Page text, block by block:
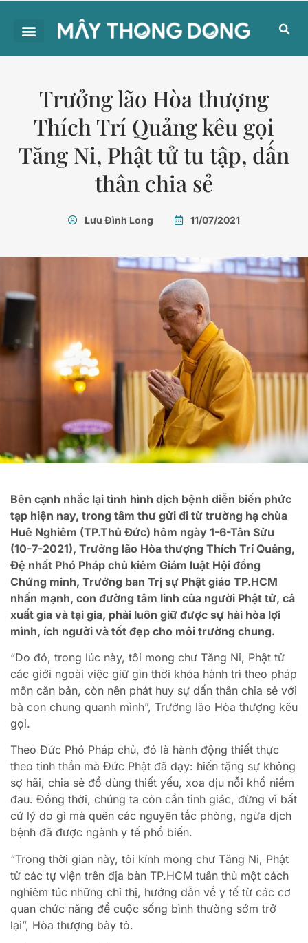
Trưởng lão Hòa thượng
Thích Trí Quảng kêu gọi
Tăng Ni, Phật tử tu tập, dấn
thân chia sẻ
Lưu Đình Long 11/07/2021
Bên cạnh nhắc lại tình hình dịch bệnh diễn biến phức
tạp hiện nay, trong tâm thư gửi đi từ trường hạ chùa
Huê Nghiêm (TP.Thủ Đức) hôm ngày 1-6-Tân Sửu
(10-7-2021), Trưởng lão Hòa thượng Thích Trí Quảng,
Đệ nhất Phó Pháp chủ kiêm Giám luật Hội đồng
Chứng minh, Trưởng ban Trị sự Phật giáo TP.HCM
nhấn mạnh, con đường tâm linh của người Phật tử, cả
xuất gia và tại gia, phải luôn giữ được sự hài hòa lợi
mình, ích người và tốt đẹp cho môi trường chung.
“Do đó, trong lúc này, tôi mong chư Tăng Ni, Phật tử
các giới ngoài việc giữ gìn thời khóa hành trì theo pháp
môn căn bản, còn nên phát huy sự dấn thân chia sẻ với
bà con chung quanh mình”, Trưởng lão Hòa thượng kêu
gọi.
Theo Đức Phó Pháp chủ, đó là hành động thiết thực
theo tinh thần mà Đức Phật đã dạy: hiến tặng sự không
sợ hãi, chia sẻ đồ dùng thiết yếu, xoa dịu nỗi khổ niềm
đau. Đồng thời, chúng ta còn cần tỉnh giác, đừng vì bất
cứ lý do gì mà quên các nguyên tắc phòng, ngừa dịch
bệnh đã được ngành y tế phổ biến.
“Trong thời gian này, tôi kính mong chư Tăng Ni, Phật
tử các tự viện trên địa bàn TP.HCM tuân thủ một cách
nghiêm túc những chỉ thị, hướng dẫn về y tế từ các cơ
quan chức năng để cuộc sống bình thường sớm trở
lại”, Hòa thượng bày tỏ.